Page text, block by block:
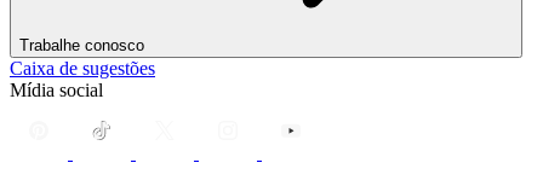
Trabalhe conosco
Caixa de sugestões
Mídia social